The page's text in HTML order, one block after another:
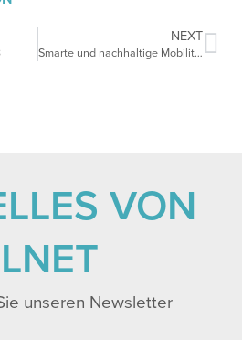
NEXT
Smarte und nachhaltige Mobilität: Neues GINSUM-Briefing veröffentlicht
VON
unseren Newsletter